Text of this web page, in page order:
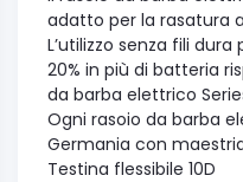
adatto per la rasatura
L’utilizzo senza fili
20% in più di batteria
da barba elettrico
Ogni rasoio da barba
Germania con
Testina flessibile 10D